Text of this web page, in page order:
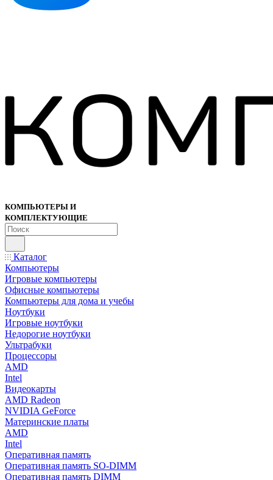
КОМПЬЮТЕРЫ И
КОМПЛЕКТУЮЩИЕ
Каталог
Компьютеры
Игровые компьютеры
Офисные компьютеры
Компьютеры для дома и учебы
Ноутбуки
Игровые ноутбуки
Недорогие ноутбуки
Ультрабуки
Процессоры
AMD
Intel
Видеокарты
AMD Radeon
NVIDIA GeForce
Материнские платы
AMD
Intel
Оперативная память
Оперативная память SO-DIMM
Оперативная память DIMM